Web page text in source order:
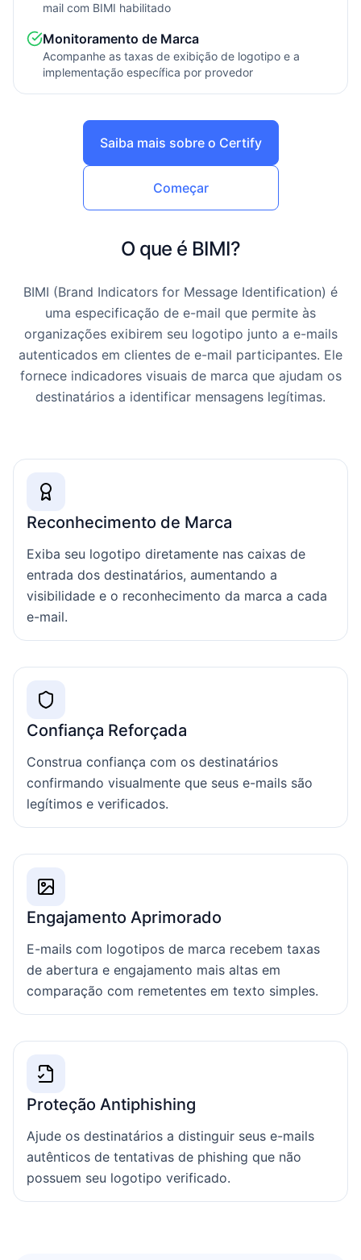
mail com BIMI habilitado
Monitoramento de Marca
Acompanhe as taxas de exibição de logotipo e a
implementação específica por provedor
Saiba mais sobre o Certify
Começar
O que é BIMI?
BIMI (Brand Indicators for Message Identification) é
uma especificação de e-mail que permite às
organizações exibirem seu logotipo junto a e-mails
autenticados em clientes de e-mail participantes. Ele
fornece indicadores visuais de marca que ajudam os
destinatários a identificar mensagens legítimas.
Reconhecimento de Marca
Exiba seu logotipo diretamente nas caixas de
entrada dos destinatários, aumentando a
visibilidade e o reconhecimento da marca a cada
e-mail.
Confiança Reforçada
Construa confiança com os destinatários
confirmando visualmente que seus e-mails são
legítimos e verificados.
Engajamento Aprimorado
E-mails com logotipos de marca recebem taxas
de abertura e engajamento mais altas em
comparação com remetentes em texto simples.
Proteção Antiphishing
Ajude os destinatários a distinguir seus e-mails
autênticos de tentativas de phishing que não
possuem seu logotipo verificado.